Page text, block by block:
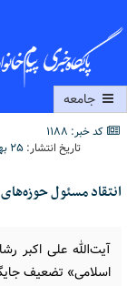
جامعه
کد خبر: 1188
تاریخ انتشار: ۲۵ بهمن ۱۳۹۹ - ۱۱:۳۶
انتقاد مسئول
آیت‌الله علی اکبر
اسلامی» تضعیف